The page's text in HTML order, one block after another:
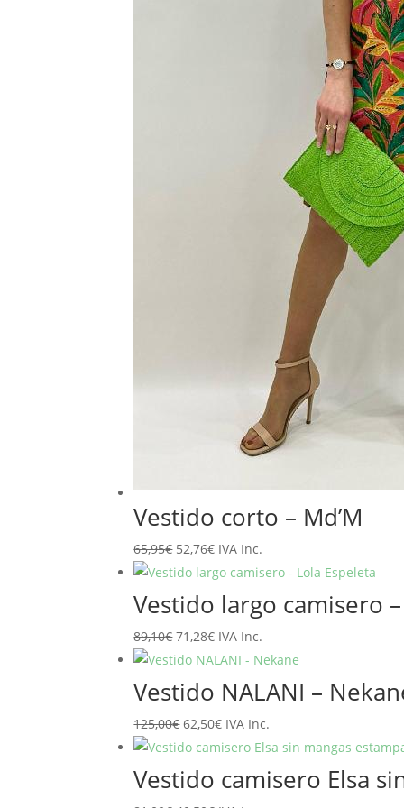
Vestido corto – Md’M
65,95€ El
precio
original
era:
65,95€.
52,76€El
precio
actual
es:
52,76€.
IVA Inc.
Vestido largo camisero
89,10€El
precio
original
era:
89,10€.
71,28€El
precio
actual
es:
71,28€.
IVA Inc.
Vestido NALANI –
125,00€El
precio
original
era:
62,50€El
precio
es:
IVA Inc.
Vestido camisero Elsa